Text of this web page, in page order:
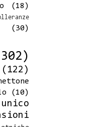
(18)
(30)
(122)
(10)